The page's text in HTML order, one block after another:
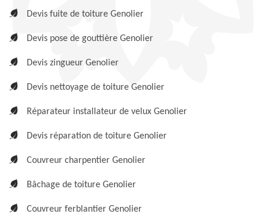
Devis fuite de toiture Genolier
Devis pose de gouttière Genolier
Devis zingueur Genolier
Devis nettoyage de toiture Genolier
Réparateur installateur de velux Genolier
Devis réparation de toiture Genolier
Couvreur charpentier Genolier
Bâchage de toiture Genolier
Couvreur ferblantier Genolier